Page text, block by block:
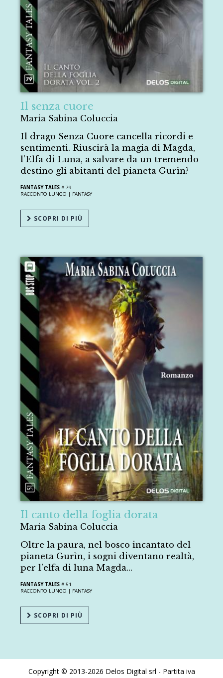
Il senza cuore
Maria Sabina Coluccia
Il drago Senza Cuore cancella ricordi e
sentimenti. Riuscirà la magia di Magda,
l’Elfa di Luna, a salvare da un tremendo
destino gli abitanti del pianeta Gurìn?
FANTASY TALES # 79
RACCONTO LUNGO | FANTASY
SCOPRI DI PIÙ
Il canto della foglia dorata
Maria Sabina Coluccia
Oltre la paura, nel bosco incantato del
pianeta Gurìn, i sogni diventano realtà,
per l’elfa di luna Magda...
FANTASY TALES # 51
RACCONTO LUNGO | FANTASY
SCOPRI DI PIÙ
Copyright © 2013-2026 Delos Digital srl - Partita iva